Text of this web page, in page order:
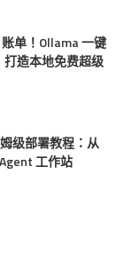
单！Ollama 一键
打造本地免费超级
级部署教程：从
工作站